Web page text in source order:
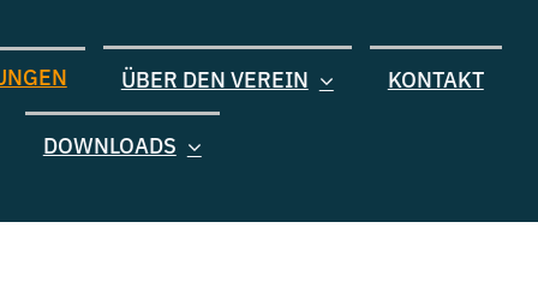
ÜBER DEN VEREIN KONTAKT
DOWNLOADS